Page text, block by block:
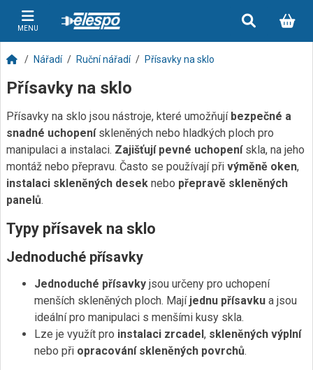
MENU
Nářadí Ruční nářadí Přísavky na sklo
Přísavky na sklo
Přísavky na sklo jsou nástroje, které umožňují bezpečné a
snadné uchopenískleněných nebo hladkých ploch pro
manipulaci a instalaci. Zajišťují pevné uchopenískla, na jeho
montáž nebo přepravu. Často se používají při výměně oken,
instalaci skleněných desek nebo přepravě skleněných
panelů.
Typy přísavek na sklo
Jednoduché přísavky
Jednoduché přísavky jsou určeny pro uchopení
menších skleněných ploch. Mají jednu přísavku a jsou
ideální pro manipulaci s menšími kusy skla.
Lze je využít pro instalaci zrcadel, skleněných výplní
nebo při opracování skleněných povrchů.